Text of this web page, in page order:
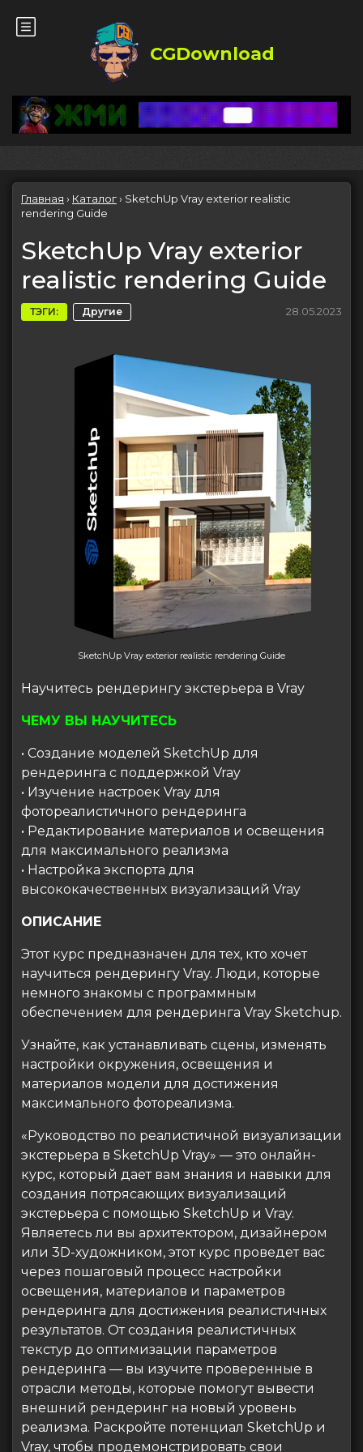
CGDownload
Главная › Каталог› SketchUp Vray exterior realistic
rendering Guide
SketchUp Vray exterior
realistic rendering Guide
ТЭГИ: Другие 28.05.2023
SketchUp Vray exterior realistic rendering Guide
Научитесь рендерингу экстерьера в Vray
ЧЕМУ ВЫ НАУЧИТЕСЬ
• Создание моделей SketchUp для
рендеринга с поддержкой Vray
• Изучение настроек Vray для
фотореалистичного рендеринга
• Редактирование материалов и освещения
для максимального реализма
• Настройка экспорта для
высококачественных визуализаций Vray
ОПИСАНИЕ
Этот курс предназначен для тех, кто хочет
научиться рендерингу Vray. Люди, которые
немного знакомы с программным
обеспечением для рендеринга Vray Sketchup.
Узнайте, как устанавливать сцены, изменять
настройки окружения, освещения и
материалов модели для достижения
максимального фотореализма.
«Руководство по реалистичной визуализации
экстерьера в SketchUp Vray» — это онлайн-
курс, который дает вам знания и навыки для
создания потрясающих визуализаций
экстерьера с помощью SketchUp и Vray.
Являетесь ли вы архитектором, дизайнером
или 3D-художником, этот курс проведет вас
через пошаговый процесс настройки
освещения, материалов и параметров
рендеринга для достижения реалистичных
результатов. От создания реалистичных
текстур до оптимизации параметров
рендеринга — вы изучите проверенные в
отрасли методы, которые помогут вывести
внешний рендеринг на новый уровень
реализма. Раскройте потенциал SketchUp и
Vray, чтобы продемонстрировать свои